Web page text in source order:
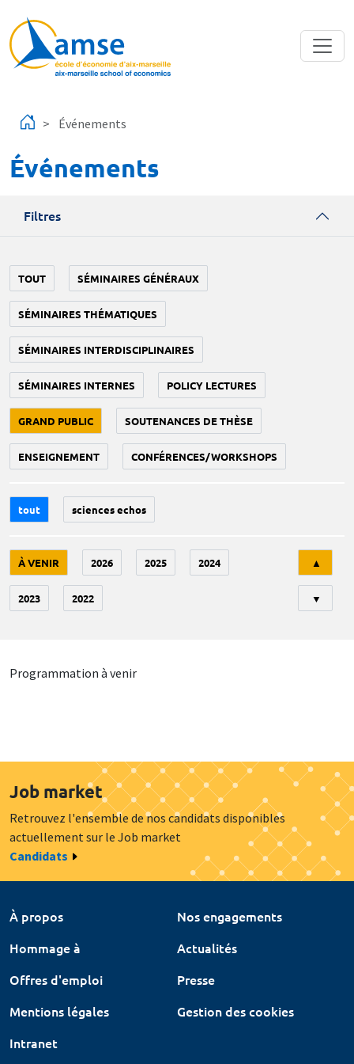
Événements
Événements
Filtres
TOUT SÉMINAIRES GÉNÉRAUX
SÉMINAIRES THÉMATIQUES
SÉMINAIRES INTERDISCIPLINAIRES
SÉMINAIRES INTERNES POLICY LECTURES
GRAND PUBLIC SOUTENANCES DE THÈSE
ENSEIGNEMENT CONFÉRENCES/WORKSHOPS
tout sciences echos
À VENIR 2026 2025 2024
2023 2022
▲
▼
Programmation à venir
Job market
Retrouvez l'ensemble de nos candidats disponibles
actuellement sur le Job market
Candidats
À propos
Nos engagements
Hommage à
Actualités
Offres d'emploi
Presse
Mentions légales
Gestion des cookies
Intranet